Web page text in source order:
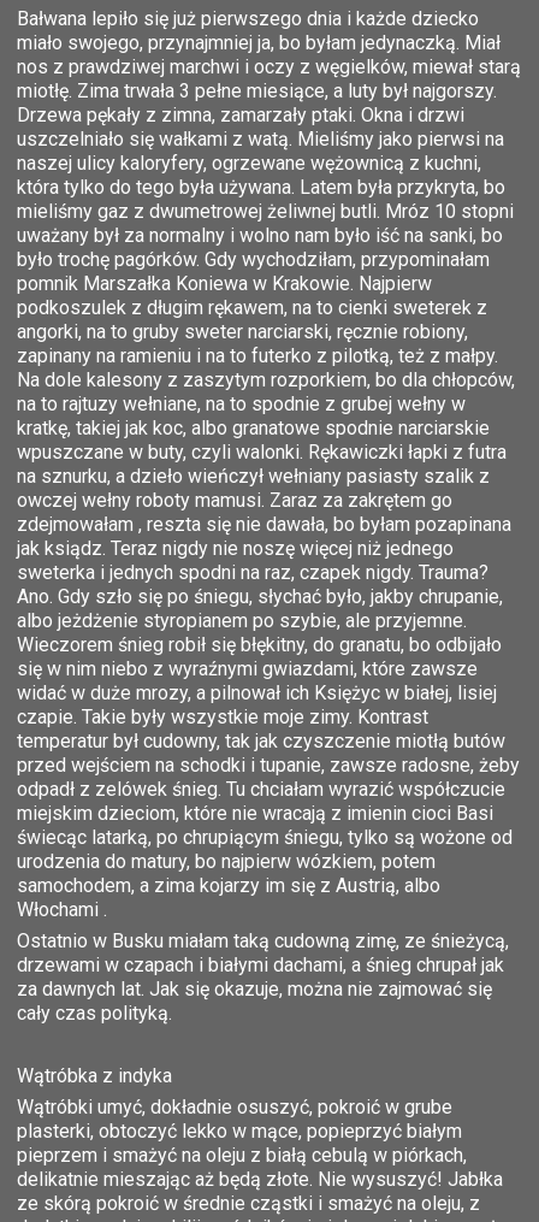
Bałwana lepiło się już pierwszego dnia i każde dziecko
miało swojego, przynajmniej ja, bo byłam jedynaczką. Miał
nos z prawdziwej marchwi i oczy z węgielków, miewał starą
miotłę. Zima trwała 3 pełne miesiące, a luty był najgorszy.
Drzewa pękały z zimna, zamarzały ptaki. Okna i drzwi
uszczelniało się wałkami z watą. Mieliśmy jako pierwsi na
naszej ulicy kaloryfery, ogrzewane wężownicą z kuchni,
która tylko do tego była używana. Latem była przykryta, bo
mieliśmy gaz z dwumetrowej żeliwnej butli. Mróz 10 stopni
uważany był za normalny i wolno nam było iść na sanki, bo
było trochę pagórków. Gdy wychodziłam, przypominałam
pomnik Marszałka Koniewa w Krakowie. Najpierw
podkoszulek z długim rękawem, na to cienki sweterek z
angorki, na to gruby sweter narciarski, ręcznie robiony,
zapinany na ramieniu i na to futerko z pilotką, też z małpy.
Na dole kalesony z zaszytym rozporkiem, bo dla chłopców,
na to rajtuzy wełniane, na to spodnie z grubej wełny w
kratkę, takiej jak koc, albo granatowe spodnie narciarskie
wpuszczane w buty, czyli walonki. Rękawiczki łapki z futra
na sznurku, a dzieło wieńczył wełniany pasiasty szalik z
owczej wełny roboty mamusi. Zaraz za zakrętem go
zdejmowałam , reszta się nie dawała, bo byłam pozapinana
jak ksiądz. Teraz nigdy nie noszę więcej niż jednego
sweterka i jednych spodni na raz, czapek nigdy. Trauma?
Ano. Gdy szło się po śniegu, słychać było, jakby chrupanie,
albo jeżdżenie styropianem po szybie, ale przyjemne.
Wieczorem śnieg robił się błękitny, do granatu, bo odbijało
się w nim niebo z wyraźnymi gwiazdami, które zawsze
widać w duże mrozy, a pilnował ich Księżyc w białej, lisiej
czapie. Takie były wszystkie moje zimy. Kontrast
temperatur był cudowny, tak jak czyszczenie miotłą butów
przed wejściem na schodki i tupanie, zawsze radosne, żeby
odpadł z zelówek śnieg. Tu chciałam wyrazić współczucie
miejskim dzieciom, które nie wracają z imienin cioci Basi
świecąc latarką, po chrupiącym śniegu, tylko są wożone od
urodzenia do matury, bo najpierw wózkiem, potem
samochodem, a zima kojarzy im się z Austrią, albo
Włochami .
Ostatnio w Busku miałam taką cudowną zimę, ze śnieżycą,
drzewami w czapach i białymi dachami, a śnieg chrupał jak
za dawnych lat. Jak się okazuje, można nie zajmować się
cały czas polityką.
Wątróbka z indyka
Wątróbki umyć, dokładnie osuszyć, pokroić w grube
plasterki, obtoczyć lekko w mące, popieprzyć białym
pieprzem i smażyć na oleju z białą cebulą w piórkach,
delikatnie mieszając aż będą złote. Nie wysuszyć! Jabłka
ze skórą pokroić w średnie cząstki i smażyć na oleju, z